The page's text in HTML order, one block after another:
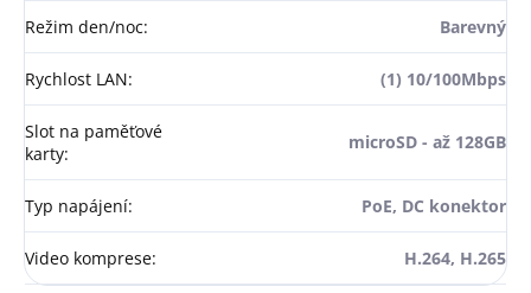
Režim den/noc: Barevný
Rychlost LAN: (1) 10/100Mbps
Slot na paměťové
karty:
microSD - až 128GB
Typ napájení: PoE, DC konektor
Video komprese: H.264, H.265